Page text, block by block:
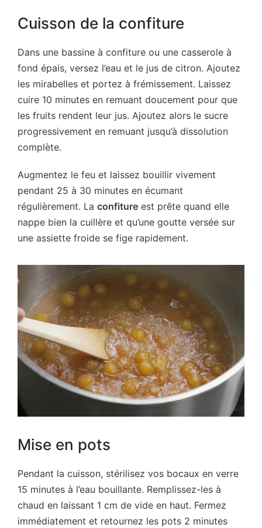
Cuisson de la confiture
Dans une bassine à confiture ou une casserole à
fond épais, versez l’eau et le jus de citron. Ajoutez
les mirabelles et portez à frémissement. Laissez
cuire 10 minutes en remuant doucement pour que
les fruits rendent leur jus. Ajoutez alors le sucre
progressivement en remuant jusqu’à dissolution
complète.
Augmentez le feu et laissez bouillir vivement
pendant 25 à 30 minutes en écumant
régulièrement. La confiture est prête quand elle
nappe bien la cuillère et qu’une goutte versée sur
une assiette froide se fige rapidement.
Mise en pots
Pendant la cuisson, stérilisez vos bocaux en verre
15 minutes à l’eau bouillante. Remplissez-les à
chaud en laissant 1 cm de vide en haut. Fermez
immédiatement et retournez les pots 2 minutes